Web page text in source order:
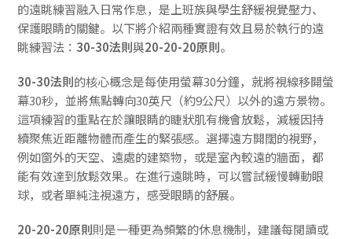
的遠眺練習融入日常作息，是上班族與學生舒緩視覺壓力、
保護眼睛的關鍵。以下將介紹兩種實證有效且易於執行的遠
眺練習法： 30-30法則與20-20-20原則。
30-30法則的核心概念是每使用螢幕30分鐘，就將視線移開螢
幕30秒，並將焦點轉向30英尺（約9公尺）以外的遠方景物。
這項練習的重點在於讓眼睛的睫狀肌有機會放鬆，減緩因持
續聚焦近距離物體而產生的緊張感。選擇遠方開闊的視野，
例如窗外的天空、遠處的建築物，或是室內較遠的牆面，都
能有效達到放鬆效果。在進行遠眺時，可以嘗試緩慢轉動眼
球，或者單純注視遠方，感受眼睛的舒展。
20-20-20原則則是一種更為頻繁的休息機制，建議每閱讀或